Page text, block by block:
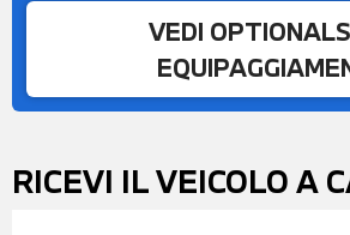
VEDI
RICEVI IL VEICOLO A